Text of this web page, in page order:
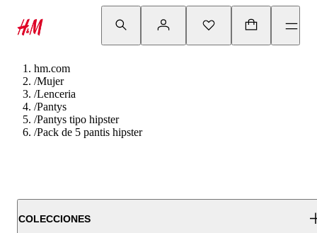
hm.com
/Mujer
/Lenceria
/Pantys
/Pantys tipo hipster
/Pack de 5 pantis hipster
COLECCIONES